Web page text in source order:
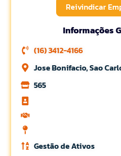
Reivindicar
Informações
(16) 3412-4166
Jose Bonifacio, Sao
565
Gestão de Ativos